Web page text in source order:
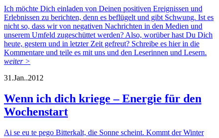
Ich möchte Dich einladen von Deinen positiven Ereignissen und
Erlebnissen zu berichten, denn es beflügelt und gibt Schwung. Ist es
nicht so, dass wir von negativen Nachrichten in den Medien und
unserem Umfeld zugeschüttet werden? Also, worüber hast Du Dich
heute, gestern und in letzter Zeit gefreut? Schreibe es hier in die
Kommentare und teile es mit uns und den Leserinnen und Lesern.
weiter >
31.Jan..2012
Wenn ich dich kriege – Energie für den
Wochenstart
Ai se eu te pego Bitterkalt, die Sonne scheint. Kommt der Winter